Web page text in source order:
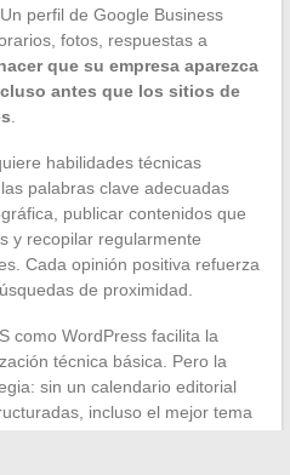
perfil de Google Business
fotos, respuestas a
que su empresa aparezca
antes que los sitios de
habilidades técnicas
palabras clave adecuadas
publicar contenidos que
y recopilar regularmente
Cada opinión positiva refuerza
de proximidad.
como WordPress facilita la
técnica básica. Pero la
sin un calendario editorial
incluso el mejor tema